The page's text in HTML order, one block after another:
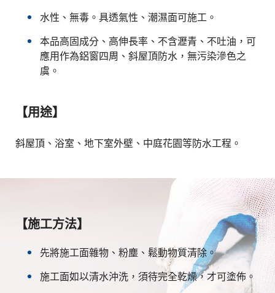
水性、無毒。具透氣性、潮濕面可施工。
本品高固成分、高伸長率、不含瀝青、不吐油，可
應用作為鋁窗四周、斜屋頂防水，無污染滲色之
虞。
【用途】
斜屋頂、浴室、地下室外壁、中庭花園等防水工程。
【施工方法】
先將施工面雜物、粉塵、鬆動物質清除。
施工面如以清水沖洗，須待完全乾燥，才可塗佈。